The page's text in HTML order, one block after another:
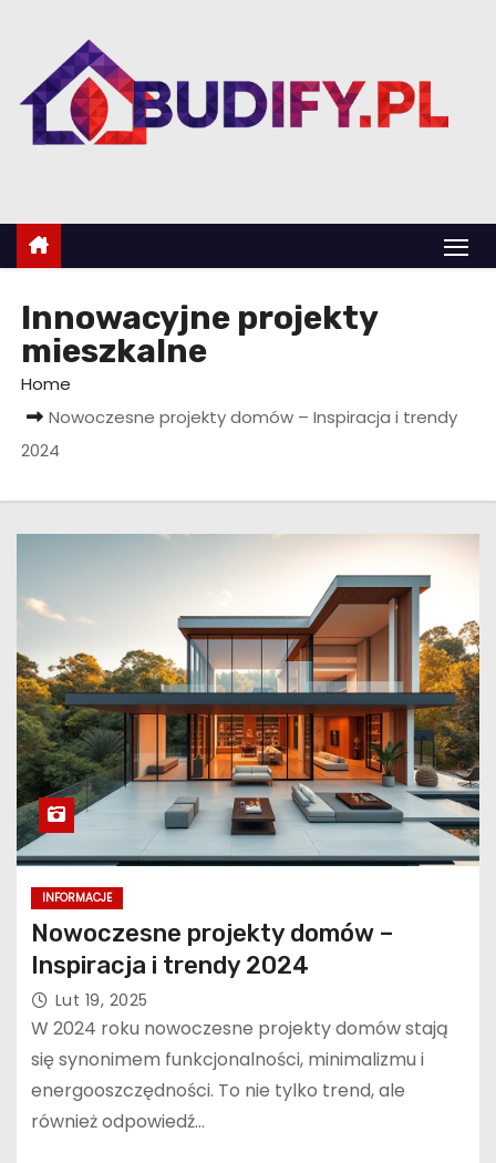
o
n
Innowacyjne projekty
mieszkalne
Home
Nowoczesne projekty domów – Inspiracja i trendy
2024
INFORMACJE
Nowoczesne projekty domów –
Inspiracja i trendy 2024
Lut 19, 2025
W 2024 roku nowoczesne projekty domów stają
się synonimem funkcjonalności, minimalizmu i
energooszczędności. To nie tylko trend, ale
również odpowiedź…